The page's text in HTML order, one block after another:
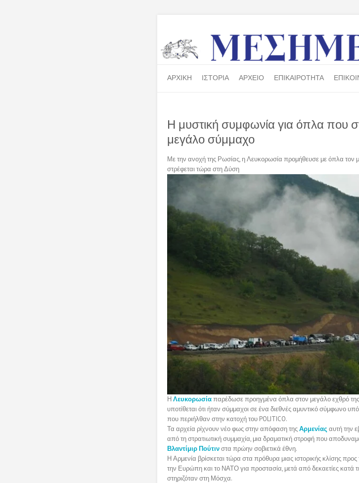
ΑΡΧΙΚΗ ΙΣΤΟΡΙΑ ΑΡΧΕΙΟ ΕΠΙΚΑΙΡΟΤΗΤΑ
Η μυστική συμφωνία για όπλα που
μεγάλο σύμμαχο
Με την ανοχή της Ρωσίας, η Λευκορωσία προμήθευσε με όπλα τον
στρέφεται τώρα στη Δύση
ΗΛευκορωσίαπαρέδωσε προηγμένα όπλα στον μεγάλο εχθρό
υποτίθεται ότι ήταν σύμμαχοι σε ένα διεθνές αμυντικό σύμφωνο
που περιήλθαν στην κατοχή του POLITICO.
Τα αρχεία ρίχνουν νέο φως στην απόφαση τηςΑρμενίας αυτή την
από τη στρατιωτική συμμαχία, μια δραματική στροφή που
Βλαντίμιρ Πούτινστα πρώην σοβιετικά έθνη.
Η Αρμενία βρίσκεται τώρα στα πρόθυρα μιας ιστορικής κλίσης
την Ευρώπη και το ΝΑΤΟ για προστασία, μετά από δεκαετίες κατά
στηριζόταν στη Μόσχα.